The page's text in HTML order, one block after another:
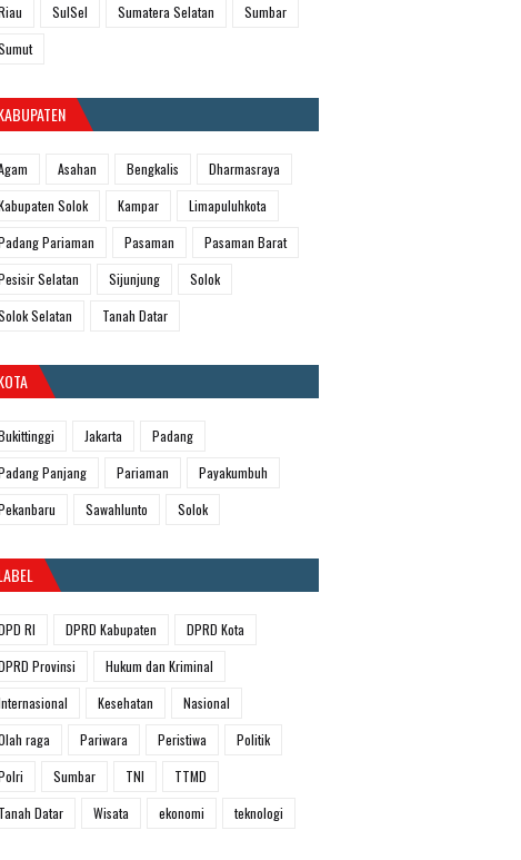
SulSel Sumatera Selatan
Sumbar
Asahan Bengkalis
Dharmasraya
Solok
Kampar
Limapuluhkota
Pariaman
Pasaman
Pasaman Barat
Selatan
Sijunjung
Solok
Selatan
Tanah Datar
Jakarta
Padang
Panjang
Pariaman
Payakumbuh
Sawahlunto Solok
RI DPRD Kabupaten
DPRD Kota
Provinsi
Hukum dan Kriminal
Kesehatan
Nasional
raga
Pariwara Peristiwa
Politik
Sumbar TNI
TTMD
Tanah Datar
Wisata ekonomi teknologi